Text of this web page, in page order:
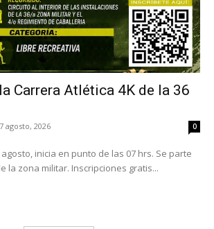
Carrera Atlética 4K de la 36
7 agosto, 2026 0
inicia en punto de las 07 hrs. Se parte
del 43 aniversario de la zona militar. Inscripciones gratis...